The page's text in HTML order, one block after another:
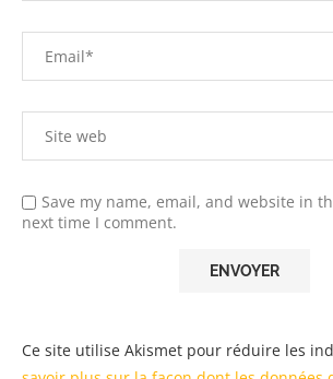
Save my name, email, and website in
next time I comment.
Ce site utilise Akismet pour réduire les